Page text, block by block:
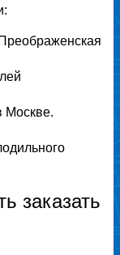
Москве.
заказать